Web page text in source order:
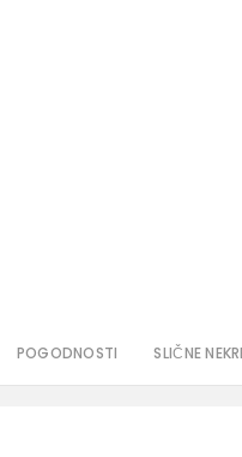
POGODNOSTI SLIČNE